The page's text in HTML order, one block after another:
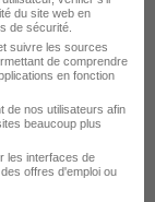
du site web en
de sécurité.
suivre les sources
de comprendre
en fonction
de nos utilisateurs afin
beaucoup plus
les interfaces de
offres d'emploi ou